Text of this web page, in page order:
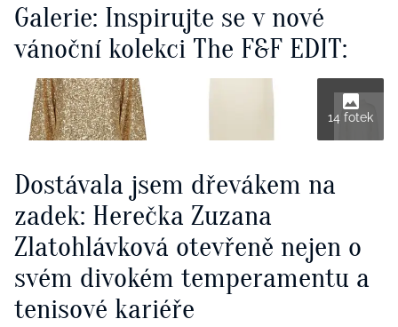
Galerie: Inspirujte se v nové
vánoční kolekci The F&F EDIT:
14 fotek
Dostávala jsem dřevákem na
zadek: Herečka Zuzana
Zlatohlávková otevřeně nejen o
svém divokém temperamentu a
tenisové kariéře